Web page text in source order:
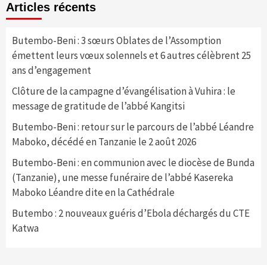
Articles récents
Butembo-Beni : 3 sœurs Oblates de l’Assomption
émettent leurs vœux solennels et 6 autres célèbrent 25
ans d’engagement
Clôture de la campagne d’évangélisation à Vuhira : le
message de gratitude de l’abbé Kangitsi
Butembo-Beni : retour sur le parcours de l’abbé Léandre
Maboko, décédé en Tanzanie le 2 août 2026
Butembo-Beni : en communion avec le diocèse de Bunda
(Tanzanie), une messe funéraire de l’abbé Kasereka
Maboko Léandre dite en la Cathédrale
Butembo : 2 nouveaux guéris d’Ebola déchargés du CTE
Katwa